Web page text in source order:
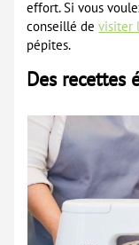
effort. Si vous
conseillé devisiter
pépites.
Des recettes